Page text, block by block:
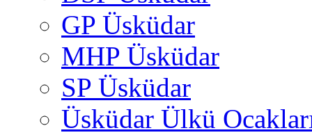
GP Üsküdar
MHP Üsküdar
SP Üsküdar
Üsküdar Ülkü